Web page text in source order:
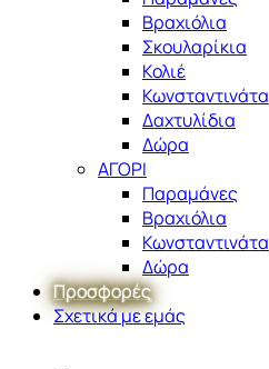
Βραχιόλια
Σκουλαρίκια
Κολιέ
Κωνσταντινάτα
Δαχτυλίδια
Δώρα
ΑΓΟΡΙ
Παραμάνες
Βραχιόλια
Κωνσταντινάτα
Δώρα
Προσφορές
Σχετικά με εμάς